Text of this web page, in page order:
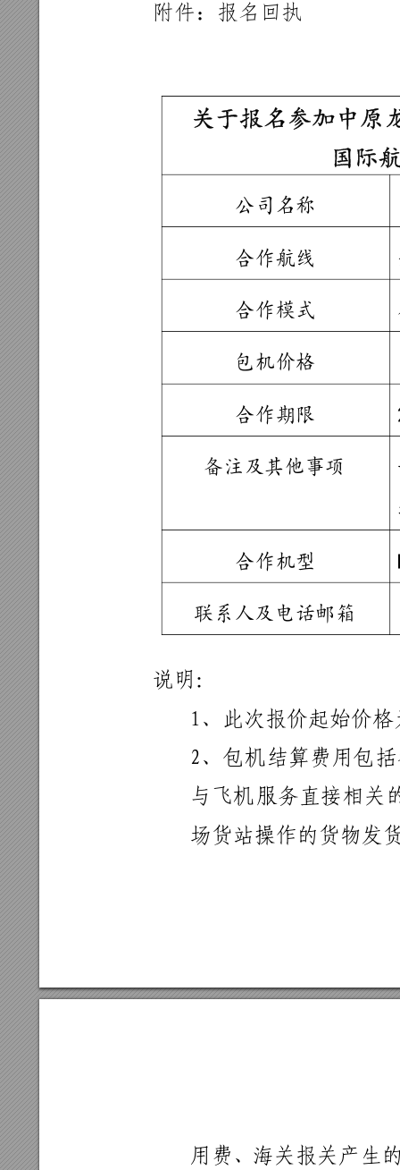
附件：报名 回执
关于报名参加中原
国际
公司 名称
合作航线
合作模式
包机价格
合作期限
备注 及其他事项
合作机型
联系 人及 电话邮 箱
说明：
1、此次报价起始价格
2、 包机 结算费 用 包 括
与飞机 服务 直接相 关
场货站操作 的货物发
用费、海关报关产 生